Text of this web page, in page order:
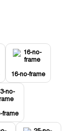
16-no-frame
frame